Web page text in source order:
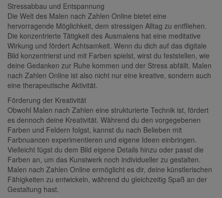
Stressabbau und Entspannung
Die Welt des Malen nach Zahlen Online bietet eine
hervorragende Möglichkeit, dem stressigen Alltag zu entfliehen.
Die konzentrierte Tätigkeit des Ausmalens hat eine meditative
Wirkung und fördert Achtsamkeit. Wenn du dich auf das digitale
Bild konzentrierst und mit Farben spielst, wirst du feststellen, wie
deine Gedanken zur Ruhe kommen und der Stress abfällt. Malen
nach Zahlen Online ist also nicht nur eine kreative, sondern auch
eine therapeutische Aktivität.
Förderung der Kreativität
Obwohl Malen nach Zahlen eine strukturierte Technik ist, fördert
es dennoch deine Kreativität. Während du den vorgegebenen
Farben und Feldern folgst, kannst du nach Belieben mit
Farbnuancen experimentieren und eigene Ideen einbringen.
Vielleicht fügst du dem Bild eigene Details hinzu oder passt die
Farben an, um das Kunstwerk noch individueller zu gestalten.
Malen nach Zahlen Online ermöglicht es dir, deine künstlerischen
Fähigkeiten zu entwickeln, während du gleichzeitig Spaß an der
Gestaltung hast.